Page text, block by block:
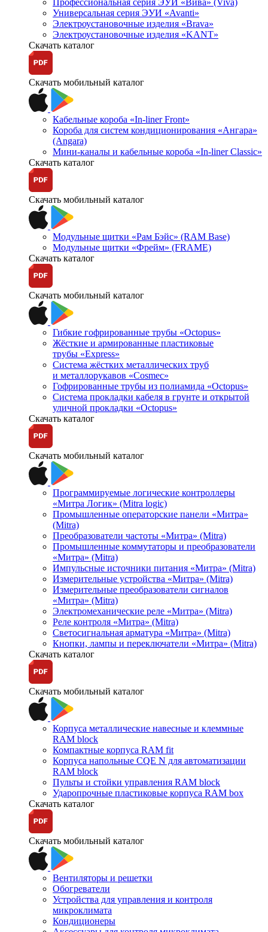
Универсальная серия ЭУИ «Avanti»
Электроустановочные изделия «Brava»
Электроустановочные изделия «KANT»
Скачать каталог
Скачать мобильный каталог
Кабельные короба «In-liner Front»
Короба для систем кондиционирования «Ангара»
(Angara)
Мини-каналы и кабельные короба «In-liner Classic»
Скачать каталог
Скачать мобильный каталог
Модульные щитки «Рам Бэйс» (RAM Base)
Модульные щитки «Фрейм» (FRAME)
Скачать каталог
Скачать мобильный каталог
Гибкие гофрированные трубы «Octopus»
Жёсткие и армированные пластиковые
трубы «Express»
Система жёстких металлических труб
и металлорукавов «Cosmec»
Гофрированные трубы из полиамида «Octopus»
Система прокладки кабеля в грунте и открытой
уличной прокладки «Octopus»
Скачать каталог
Скачать мобильный каталог
Программируемые логические контроллеры
«Митра Логик» (Mitra logic)
Промышленные операторские панели «Митра»
(Mitra)
Преобразователи частоты «Митра» (Mitra)
Промышленные коммутаторы и преобразователи
«Митра» (Mitra)
Импульсные источники питания «Митра» (Mitra)
Измерительные устройства «Митра» (Mitra)
Измерительные преобразователи сигналов
«Митра» (Mitra)
Электромеханические реле «Митра» (Mitra)
Реле контроля «Митра» (Mitra)
Светосигнальная арматура «Митра» (Mitra)
Кнопки, лампы и переключатели «Митра» (Mitra)
Скачать каталог
Скачать мобильный каталог
Корпуса металлические навесные и клеммные
RAM block
Компактные корпуса RAM fit
Корпуса напольные CQE N для автоматизации
RAM block
Пульты и стойки управления RAM block
Ударопрочные пластиковые корпуса RAM box
Скачать каталог
Скачать мобильный каталог
Вентиляторы и решетки
Обогреватели
Устройства для управления и контроля
микроклимата
Кондиционеры